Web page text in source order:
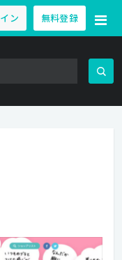
ン 無料登録